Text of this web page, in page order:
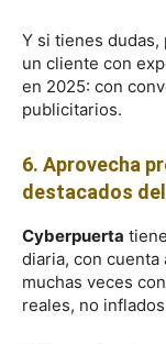
Y si tienes
un cliente con
en 2025: con
publicitarios.
6. Aprovecha
destacados
Cyberpuerta
diaria, con
muchas veces
reales, no